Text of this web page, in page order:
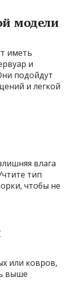
модели
иметь
и
подойдут
и легкой
влага
тип
чтобы не
или ковров,
выше